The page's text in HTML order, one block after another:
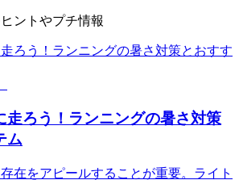
ントやプチ情報
走ろう！ランニングの暑さ対策
ム